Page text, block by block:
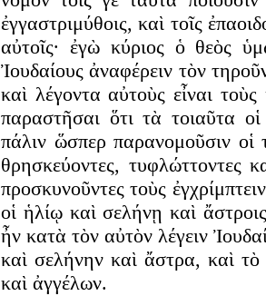
ἐγγαστριμύθοις, καὶ τοῖς
αὐτοῖς· ἐγὼ κύριος ὁ θεὸς
Ἰουδαίους ἀναφέρειν τὸν
καὶ λέγοντα αὐτοὺς εἶναι
παραστῆσαι ὅτι τὰ τοιαῦτα
πάλιν ὥσπερ παρανομοῦσιν οἱ
θρησκεύοντες, τυφλώττοντες
προσκυνοῦντες τοὺς
οἱ ἡλίῳ καὶ σελήνῃ καὶ
ἦν κατὰ τὸν αὐτὸν λέγειν
καὶ σελήνην καὶ ἄστρα, καὶ
καὶ ἀγγέλων.